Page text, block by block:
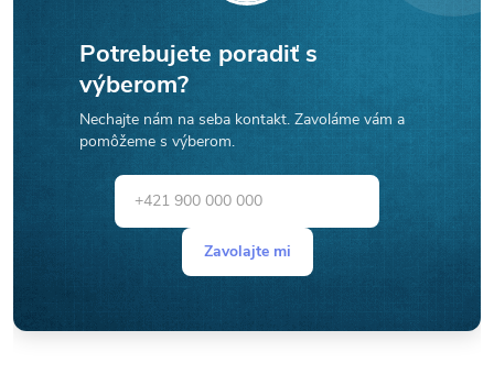
Potrebujete poradiť s
výberom?
Nechajte nám na seba kontakt. Zavoláme vám a
pomôžeme s výberom.
Zavolajte mi